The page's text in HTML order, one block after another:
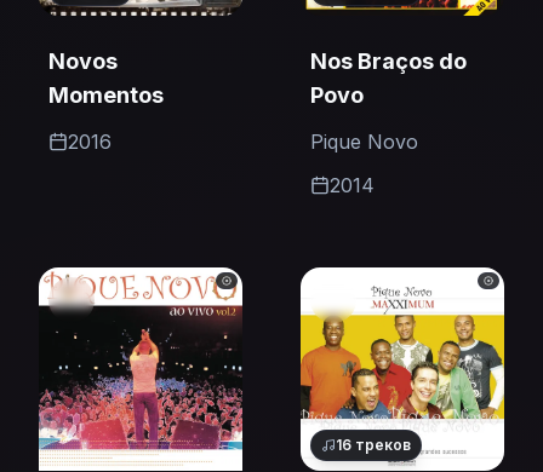
Novos
Momentos
2016
Nos Braços do
Povo
Pique Novo
2014
16 треков